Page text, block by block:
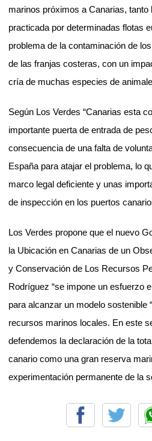
marinos próximos a Canarias, tanto
practicada por determinadas flotas
problema de la contaminación de
de las franjas costeras, con un
cría de muchas especies de
Según Los Verdes “Canarias esta
importante puerta de entrada de
consecuencia de una falta de
España para atajar el problema, lo
marco legal deficiente y unas
de inspección en los puertos
Los Verdes propone que el nuevo
la Ubicación en Canarias de un
y Conservación de Los Recursos
Rodríguez “se impone un esfuerzo
para alcanzar un modelo sostenible
recursos marinos locales. En este
defendemos la declaración de la
canario como una gran reserva
experimentación permanente de la